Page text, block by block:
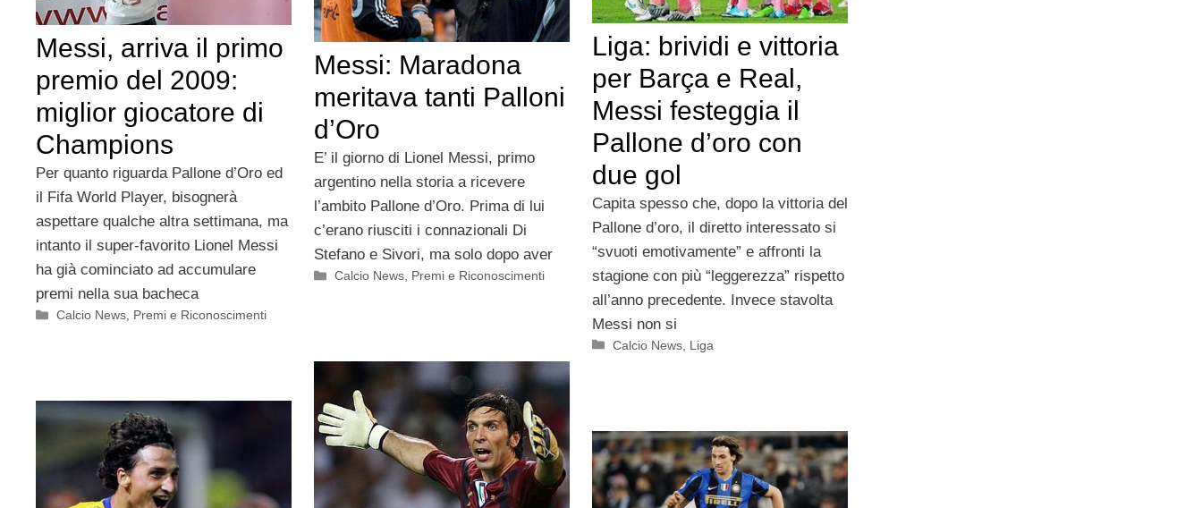
Liga: brividi e vittoria
per Barça e Real,
Messi festeggia il
Pallone d’oro con
due gol
Capita spesso che, dopo la vittoria del
Pallone d’oro, il diretto interessato si
“svuoti emotivamente” e affronti la
stagione con più “leggerezza” rispetto
all’anno precedente. Invece stavolta
Messi non si
Categorie
Calcio News Liga
Messi: Maradona
meritava tanti Palloni
d’Oro
E’ il giorno di Lionel Messi, primo
argentino nella storia a ricevere
l’ambito Pallone d’Oro. Prima di lui
c’erano riusciti i connazionali Di
Stefano e Sivori, ma solo dopo aver
Categorie
Calcio News, Premi e Riconoscimenti
Messi, arriva il primo
premio del 2009:
miglior giocatore di
Champions
Per quanto riguarda Pallone d’Oro ed
il Fifa World Player, bisognerà
aspettare qualche altra settimana, ma
intanto il super-favorito Lionel Messi
ha già cominciato ad accumulare
premi nella sua bacheca
Categorie
Calcio News, Premi e Riconoscimenti